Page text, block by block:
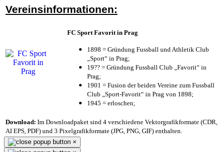
Vereinsinformationen:
FC Sport Favorit in Prag
1898 = Gründung Fussball und Athletik Club
„Sport“ in Prag;
19?? = Gründung Fussball Club „Favorit“ in
Prag;
1901 = Fusion der beiden Vereine zum Fussball
Club „Sport-Favorit“ in Prag von 1898;
1945 = erloschen;
Download: Im Downloadpaket sind 4 verschiedene Vektorgrafikformate (CDR,
AI EPS, PDF) und 3 Pixelgrafikformate (JPG, PNG, GIF) enthalten.
×